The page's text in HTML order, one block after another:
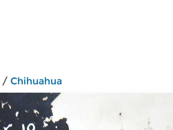
/ Chihuahua